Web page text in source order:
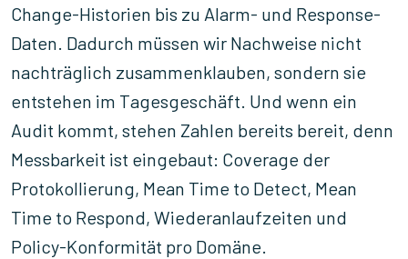
Change-Historien bis zu Alarm- und Response-
Daten. Dadurch müssen wir Nachweise nicht
nachträglich zusammenklauben, sondern sie
entstehen im Tagesgeschäft. Und wenn ein
Audit kommt, stehen Zahlen bereits bereit, denn
Messbarkeit ist eingebaut: Coverage der
Protokollierung, Mean Time to Detect, Mean
Time to Respond, Wiederanlaufzeiten und
Policy-Konformität pro Domäne.